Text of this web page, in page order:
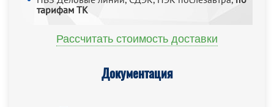
тарифам ТК
Рассчитать стоимость доставки
Документация